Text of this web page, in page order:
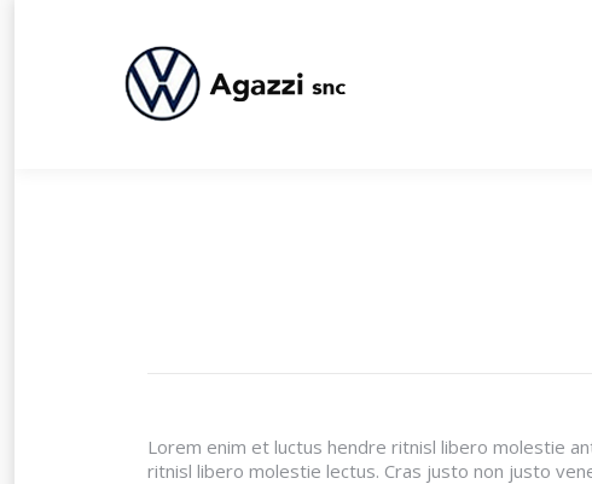
Lorem enim et luctus hendre ritnisl libero molestie
ritnisl libero molestie lectus. Cras justo non justo